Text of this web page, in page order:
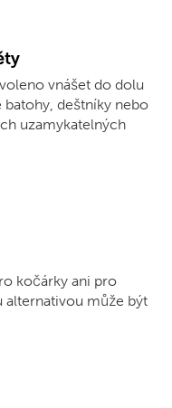
vnášet do dolu
batohy, deštníky nebo
uzamykatelných
kočárky ani pro
alternativou může být